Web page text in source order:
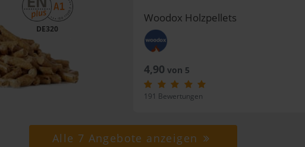
DE320
Woodox Holzpellets
4,90 von 5
191 Bewertungen
Alle 7 Angebote anzeigen